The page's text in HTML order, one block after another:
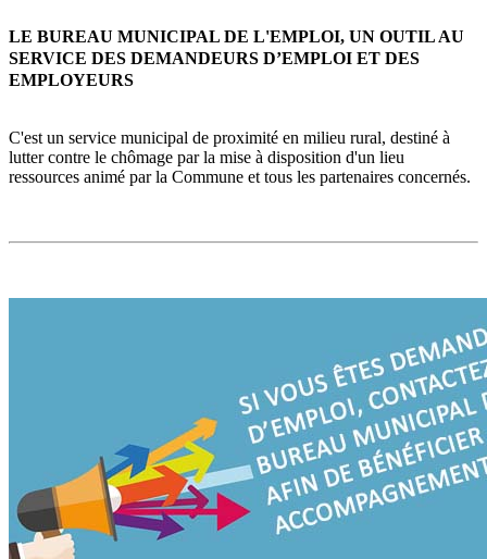
LE BUREAU MUNICIPAL DE L'EMPLOI, UN OUTIL AU
SERVICE DES DEMANDEURS D’EMPLOI ET DES
EMPLOYEURS
C'est un service municipal de proximité en milieu rural, destiné à
lutter contre le chômage par la mise à disposition d'un lieu
ressources animé par la Commune et tous les partenaires concernés.